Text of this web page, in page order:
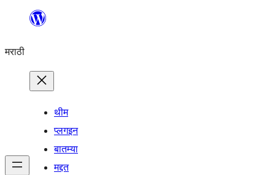
सामुग्रीवर
मराठी
थीम
प्लगइन
बातम्या
मद्दत